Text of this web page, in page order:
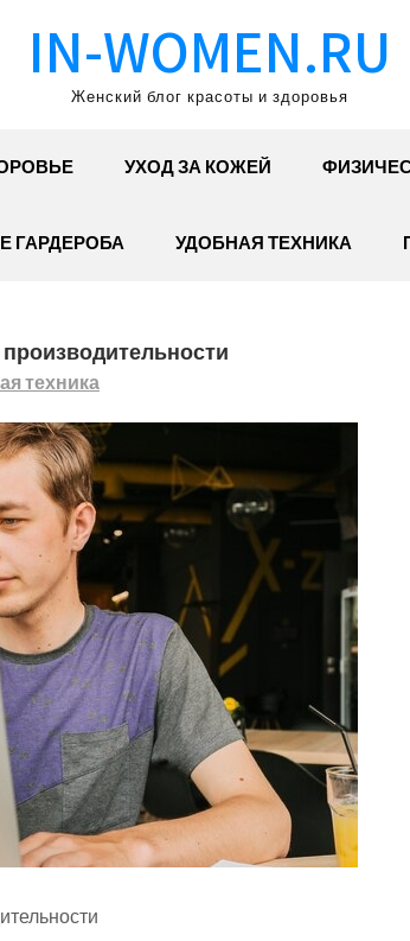
IN-WOMEN.RU
Женский блог красоты и здоровья
УХОД ЗА КОЖЕЙ
ГАРДЕРОБА УДОБНАЯ ТЕХНИКА
техника